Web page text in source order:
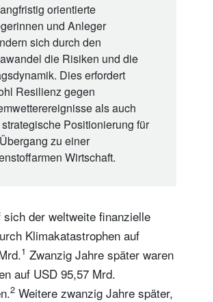
orientierte
und Anleger
sich durch den
die Risiken und die
Dies erfordert
Resilienz gegen
als auch
Positionierung für
zu einer
Wirtschaft.
sich der weltweite finanzielle
Klimakatastrophen auf
1 Zwanzig Jahre später waren
auf USD 95,57 Mrd.
2 Weitere zwanzig Jahre später,